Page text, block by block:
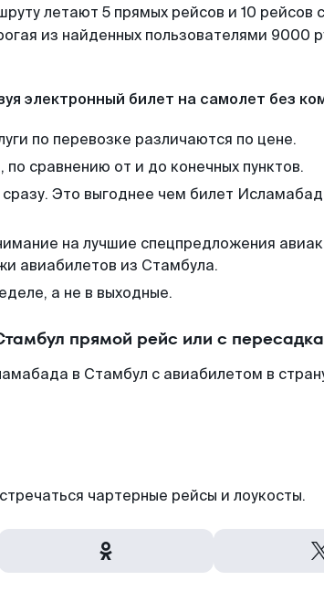
летают 5 прямых рейсов и 10 рейсов
из найденных пользователями 9000
электронный билет на самолет без
по перевозке различаются по цене.
сравнению от и до конечных пунктов.
Это выгоднее чем билет
на лучшие спецпредложения
авиабилетов из Стамбула.
а не в выходные.
прямой рейс или с
в Стамбул с авиабилетом в
чартерные рейсы и лоукосты.